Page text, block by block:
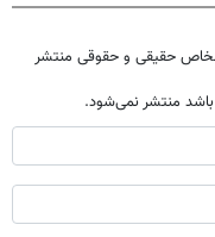
حقیقی و حقوقی منتشر
باشد منتشر نمی‌شود.